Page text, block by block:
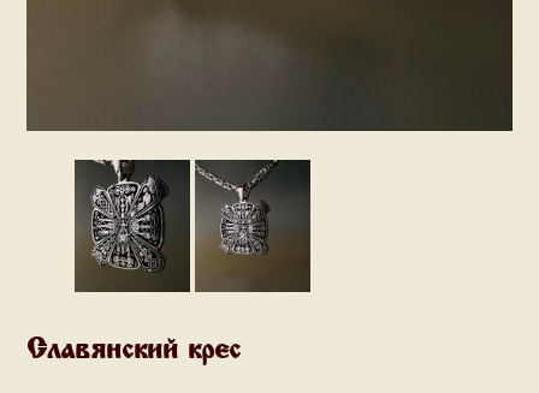
Славянский крес